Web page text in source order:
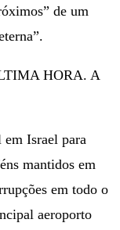
de um
HORA. A
Israel para
mantidos em
em todo o
aeroporto